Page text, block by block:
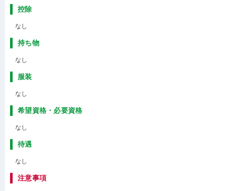
控除
なし
持ち物
なし
服装
なし
希望資格・必要資格
なし
待遇
なし
注意事項